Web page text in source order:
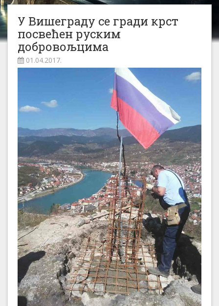
У Вишеграду се гради крст
посвећен руским
добровољцима
01.04.2017.